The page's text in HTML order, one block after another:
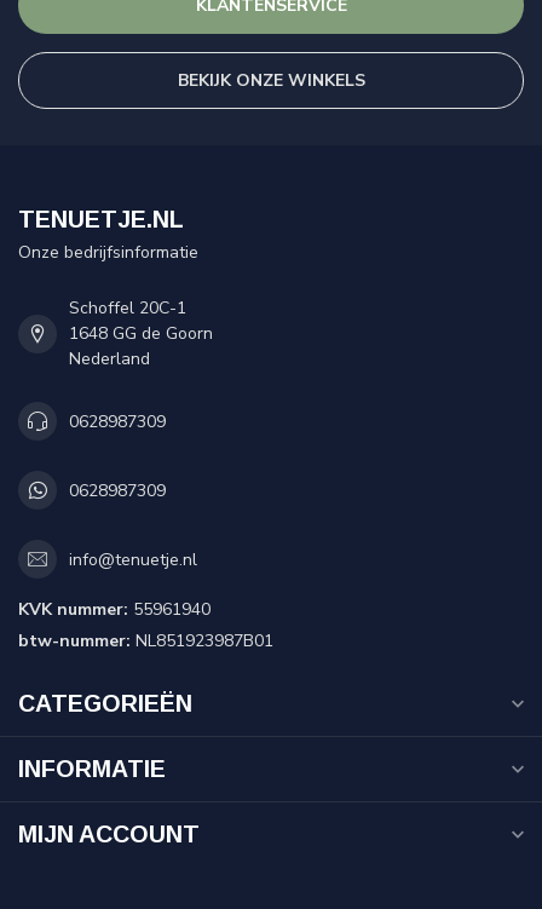
KLANTENSERVICE
BEKIJK ONZE WINKELS
TENUETJE.NL
Onze bedrijfsinformatie
Schoffel 20C-1
1648 GG de Goorn
Nederland
0628987309
0628987309
info@tenuetje.nl
KVK nummer: 55961940
btw-nummer: NL851923987B01
CATEGORIEËN
INFORMATIE
MIJN ACCOUNT